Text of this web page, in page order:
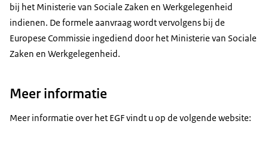
bij het Ministerie van Sociale Zaken en Werkgelegenheid
indienen. De formele aanvraag wordt vervolgens bij de
Europese Commissie ingediend door het Ministerie van Sociale
Zaken en Werkgelegenheid.
Meer informatie
Meer informatie over het EGF vindt u op de volgende website: